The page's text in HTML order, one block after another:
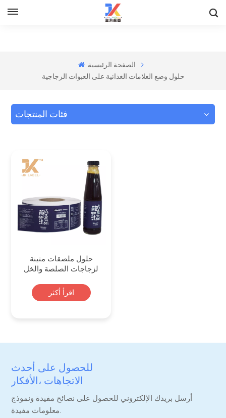
الصفحة الرئيسية
حلول وضع العلامات الغذائية على العبوات الزجاجية
فئات المنتجات
حلول ملصقات متينة
لزجاجات الصلصة والخل
اقرأ أكثر
للحصول على أحدث
الاتجاهات ،الأفكار
أرسل بريدك الإلكتروني للحصول على نصائح مفيدة ونموذج
معلومات مفيدة.